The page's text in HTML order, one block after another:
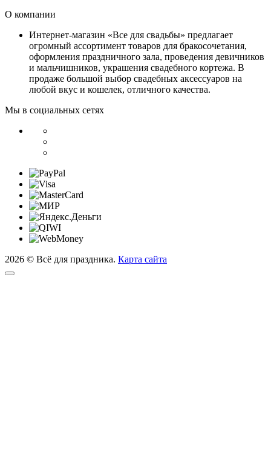
О компании
Интернет-магазин «Все для свадьбы» предлагает
огромный ассортимент товаров для бракосочетания,
оформления праздничного зала, проведения девичников
и мальчишников, украшения свадебного кортежа. В
продаже большой выбор свадебных аксессуаров на
любой вкус и кошелек, отличного качества.
Мы в социальных сетях
2026 © Всё для праздника. Карта сайта